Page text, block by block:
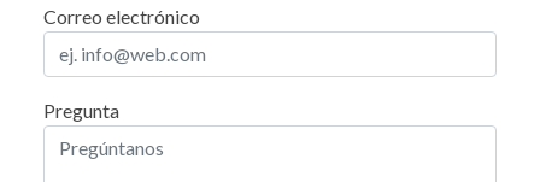
Correo electrónico
Pregunta